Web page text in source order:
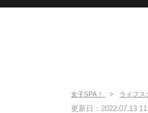
女子SPA！ ライフス
更新日：2022.07.13